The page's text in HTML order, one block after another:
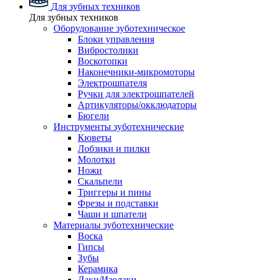
Для зубных техников
Для зубных техников
Оборудование зуботехническое
Блоки управления
Вибростолики
Воскотопки
Наконечники-микромоторы
Электрошпателя
Ручки для электрошпателей
Артикуляторы/окклюдаторы
Бюгели
Инструменты зуботехнические
Кюветы
Лобзики и пилки
Молотки
Ножи
Скальпели
Триггеры и пины
Фрезы и подставки
Чаши и шпатели
Материалы зуботехнические
Воска
Гипсы
Зубы
Керамика